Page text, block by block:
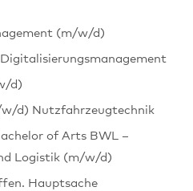
(m/w/d)
d)
d) Nutzfahrzeugtechnik
of Arts BWL –
Logistik (m/w/d)
Hauptsache